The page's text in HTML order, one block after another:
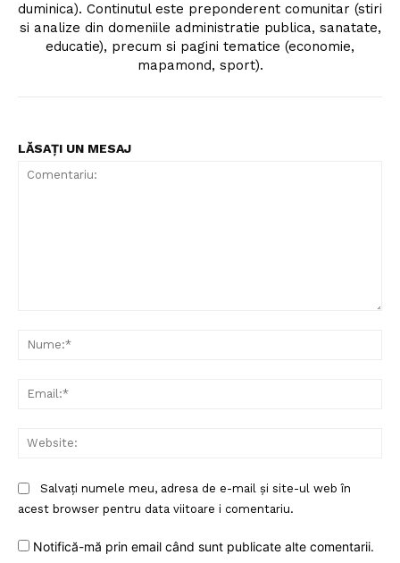
duminica). Continutul este preponderent comunitar (stiri
si analize din domeniile administratie publica, sanatate,
educatie), precum si pagini tematice (economie,
mapamond, sport).
LĂSAȚI UN MESAJ
Salvați numele meu, adresa de e-mail și site-ul web în
acest browser pentru data viitoare i comentariu.
Notifică-mă prin email când sunt publicate alte comentarii.